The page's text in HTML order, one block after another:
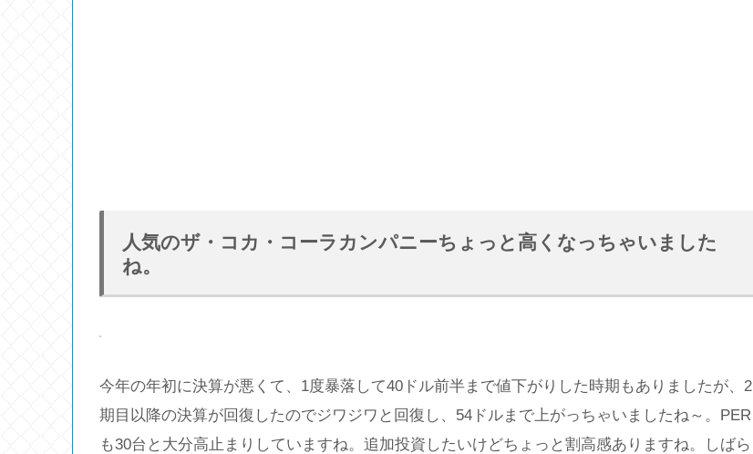
人気のザ・コカ・コーラカンパニーちょっと高くなっちゃいました
ね。
今年の年初に決算が悪くて、1度暴落して40ドル前半まで値下がりした時期もありましたが、2
期目以降の決算が回復したのでジワジワと回復し、54ドルまで上がっちゃいましたね～。PER
も30台と大分高止まりしていますね。追加投資したいけどちょっと割高感ありますね。しばら